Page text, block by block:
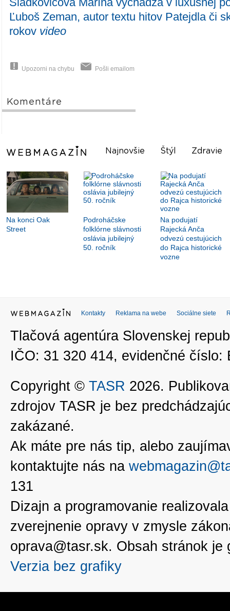
Ľuboš Zeman, autor textu hitov Patejdla či
rokov video
Upozorni na chybu Pošli emailom
Komentáre
Najnovšie Štýl Zdravie
Na konci Oak
Street
Podroháčske
folklórne slávnosti
oslávia jubilejný
50. ročník
Na podujatí
Rajecká Anča
odvezú cestujúcich
do Rajca historické
vozne
Kontakty Reklama na webe Sociálne siete
Tlačová agentúra Slovenskej
IČO: 31 320 414, evidenčné číslo:
Copyright © TASR 2026.
zdrojov TASR je bez
zakázané.
Ak máte pre nás tip, alebo
kontaktujte nás na
131
Dizajn a programovanie
zverejnenie opravy v zmysle
oprava@tasr.sk. Obsah stránok
Verzia bez grafiky